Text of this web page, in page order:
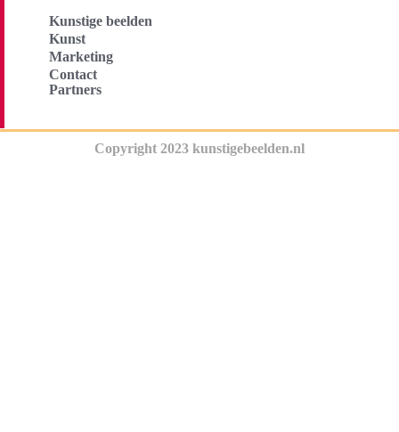
Kunstige beelden
Kunst
Marketing
Contact
Partners
Copyright 2023 kunstigebeelden.nl